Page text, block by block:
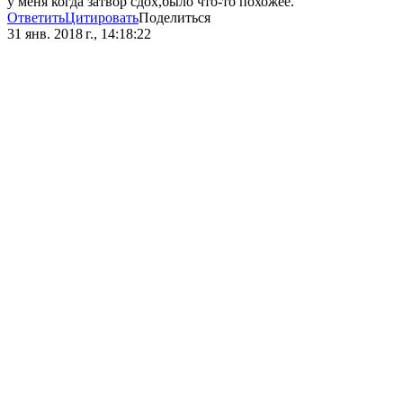
ОтветитьЦитироватьПоделиться
31 янв. 2018 г., 14:18:22